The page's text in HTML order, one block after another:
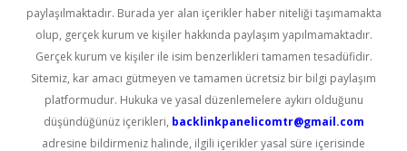
paylaşılmaktadır. Burada yer alan içerikler haber niteliği taşımamakta
olup, gerçek kurum ve kişiler hakkında paylaşım yapılmamaktadır.
Gerçek kurum ve kişiler ile isim benzerlikleri tamamen tesadüfidir.
Sitemiz, kar amacı gütmeyen ve tamamen ücretsiz bir bilgi paylaşım
platformudur. Hukuka ve yasal düzenlemelere aykırı olduğunu
düşündüğünüz içerikleri, backlinkpanelicomtr@gmail.com
adresine bildirmeniz halinde, ilgili içerikler yasal süre içerisinde